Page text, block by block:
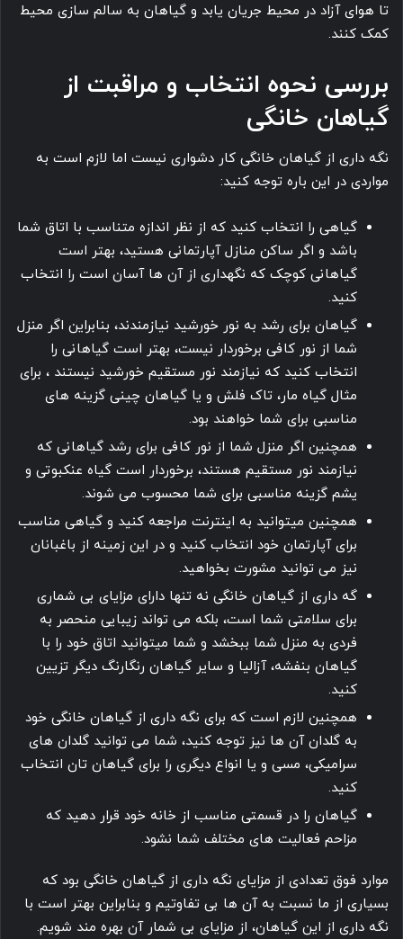
تا هوای آزاد در محیط جریان یابد و گیاهان به سالم سازی محیط
کمک کنند.
بررسی نحوه انتخاب و مراقبت از
گیاهان خانگی
نگه داری از گیاهان خانگی کار دشواری نیست اما لازم است به
مواردی در این باره توجه کنید:
گیاهی را انتخاب کنید که از نظر اندازه متناسب با اتاق شما
باشد و اگر ساکن منازل آپارتمانی هستید، بهتر است
گیاهانی کوچک که نگهداری از آن ها آسان است را انتخاب
کنید.
گیاهان برای رشد به نور خورشید نیازمندند، بنابراین اگر منزل
شما از نور کافی برخوردار نیست، بهتر است گیاهانی را
انتخاب کنید که نیازمند نور مستقیم خورشید نیستند ، برای
مثال گیاه مار، تاک فلش و یا گیاهان چینی گزینه های
مناسبی برای شما خواهند بود.
همچنین اگر منزل شما از نور کافی برای رشد گیاهانی که
نیازمند نور مستقیم هستند، برخوردار است گیاه عنکبوتی و
یشم گزینه مناسبی برای شما محسوب می ‎شوند.
همچنین می‎توانید به اینترنت مراجعه کنید و گیاهی مناسب
برای آپارتمان خود انتخاب کنید و در این زمینه از باغبانان
نیز می‎ توانید مشورت بخواهید.
گه داری از گیاهان خانگی نه تنها دارای مزایای بی‎ شماری
برای سلامتی شما است، بلکه می ‎تواند زیبایی منحصر به
فردی به منزل شما ببخشد و شما می‎توانید اتاق خود را با
گیاهان بنفشه، آزالیا و سایر گیاهان رنگارنگ دیگر تزیین
کنید.
همچنین لازم است که برای نگه داری از گیاهان خانگی خود
به گلدان آن ها نیز توجه کنید، شما می‎ توانید گلدان های
سرامیکی، مسی و یا انواع دیگری را برای گیاهان تان انتخاب
کنید.
گیاهان را در قسمتی مناسب از خانه خود قرار دهید که
مزاحم فعالیت های مختلف شما نشود.
موارد فوق تعدادی از مزایای نگه داری از گیاهان خانگی بود که
بسیاری از ما نسبت به آن ها بی تفاوتیم و بنابراین بهتر است با
نگه داری از این گیاهان، از مزایای بی شمار آن بهره مند شویم.